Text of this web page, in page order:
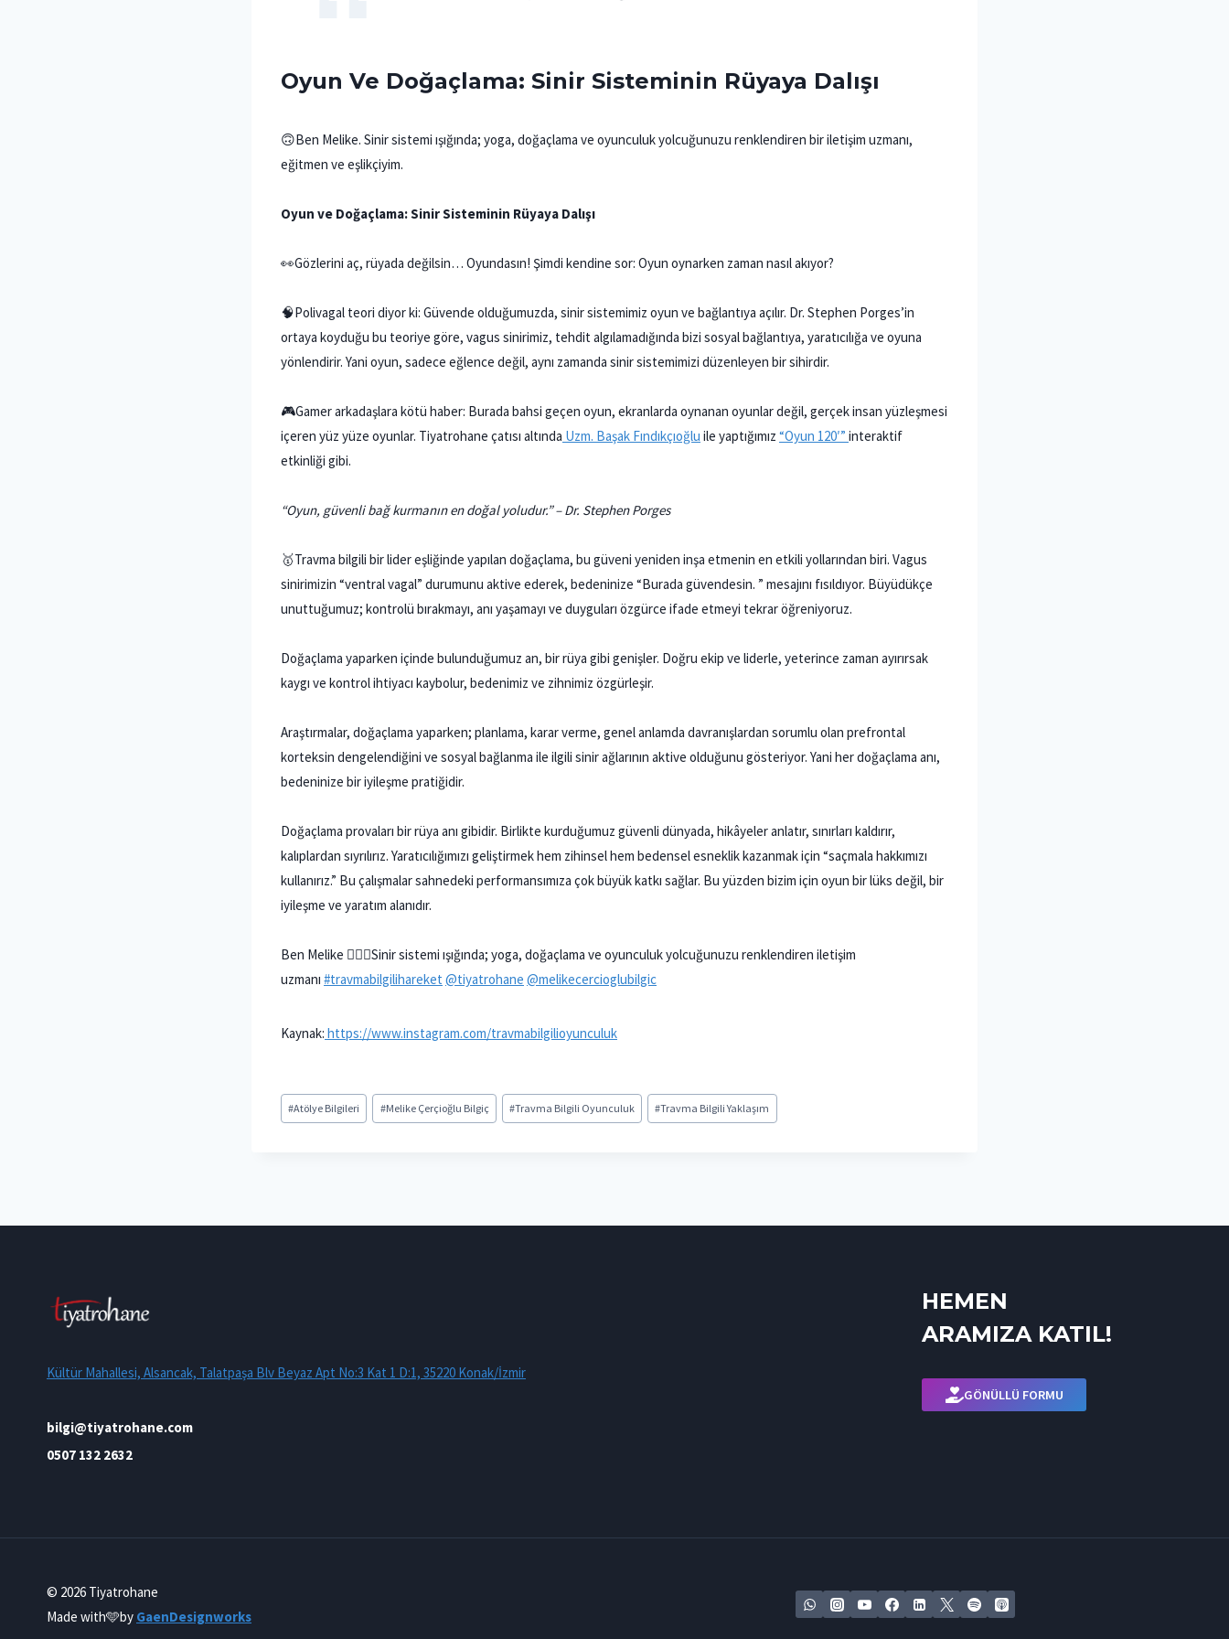
Oyun Ve Doğaçlama: Sinir Sisteminin Rüyaya Dalışı
🙃Ben Melike. Sinir sistemi ışığında; yoga, doğaçlama ve oyunculuk yolcuğunuzu renklendiren bir iletişim uzmanı,
eğitmen ve eşlikçiyim.
Oyun ve Doğaçlama: Sinir Sisteminin Rüyaya Dalışı
👀Gözlerini aç, rüyada değilsin… Oyundasın! Şimdi kendine sor: Oyun oynarken zaman nasıl akıyor?
🧠Polivagal teori diyor ki: Güvende olduğumuzda, sinir sistemimiz oyun ve bağlantıya açılır. Dr. Stephen Porges’in
ortaya koyduğu bu teoriye göre, vagus sinirimiz, tehdit algılamadığında bizi sosyal bağlantıya, yaratıcılığa ve oyuna
yönlendirir. Yani oyun, sadece eğlence değil, aynı zamanda sinir sistemimizi düzenleyen bir sihirdir.
🎮Gamer arkadaşlara kötü haber: Burada bahsi geçen oyun, ekranlarda oynanan oyunlar değil, gerçek insan yüzleşmesi
içeren yüz yüze oyunlar. Tiyatrohane çatısı altında Uzm. Başak Fındıkçıoğlu ile yaptığımız “Oyun 120′” interaktif
etkinliği gibi.
“Oyun, güvenli bağ kurmanın en doğal yoludur.” – Dr. Stephen Porges
🥇Travma bilgili bir lider eşliğinde yapılan doğaçlama, bu güveni yeniden inşa etmenin en etkili yollarından biri. Vagus
sinirimizin “ventral vagal” durumunu aktive ederek, bedeninize “Burada güvendesin. ” mesajını fısıldıyor. Büyüdükçe
unuttuğumuz; kontrolü bırakmayı, anı yaşamayı ve duyguları özgürce ifade etmeyi tekrar öğreniyoruz.
Doğaçlama yaparken içinde bulunduğumuz an, bir rüya gibi genişler. Doğru ekip ve liderle, yeterince zaman ayırırsak
kaygı ve kontrol ihtiyacı kaybolur, bedenimiz ve zihnimiz özgürleşir.
Araştırmalar, doğaçlama yaparken; planlama, karar verme, genel anlamda davranışlardan sorumlu olan prefrontal
korteksin dengelendiğini ve sosyal bağlanma ile ilgili sinir ağlarının aktive olduğunu gösteriyor. Yani her doğaçlama anı,
bedeninize bir iyileşme pratiğidir.
Doğaçlama provaları bir rüya anı gibidir. Birlikte kurduğumuz güvenli dünyada, hikâyeler anlatır, sınırları kaldırır,
kalıplardan sıyrılırız. Yaratıcılığımızı geliştirmek hem zihinsel hem bedensel esneklik kazanmak için “saçmala hakkımızı
kullanırız.” Bu çalışmalar sahnedeki performansımıza çok büyük katkı sağlar. Bu yüzden bizim için oyun bir lüks değil, bir
iyileşme ve yaratım alanıdır.
Ben Melike 🙋🏼‍♀️Sinir sistemi ışığında; yoga, doğaçlama ve oyunculuk yolcuğunuzu renklendiren iletişim
uzmanı #travmabilgilihareket @tiyatrohane @melikecercioglubilgic
Kaynak: https://www.instagram.com/travmabilgilioyunculuk
Post
Tags:
#Atölye Bilgileri #Melike Çerçioğlu Bilgiç #Travma Bilgili Oyunculuk #Travma Bilgili Yaklaşım
Kültür Mahallesi, Alsancak, Talatpaşa Blv Beyaz Apt No:3 Kat 1 D:1, 35220 Konak/İzmir
bilgi@tiyatrohane.com
0507 132 2632
HEMEN
ARAMIZA KATIL!
GÖNÜLLÜ FORMU
© 2026 Tiyatrohane
Made with🩵by GaenDesignworks